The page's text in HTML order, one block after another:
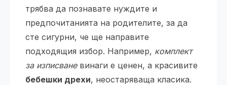
трябва да познавате нуждите и
предпочитанията на родителите, за да
сте сигурни, че ще направите
подходящия избор. Например, комплект
за изписваневинаги е ценен, а красивите
бебешки дрехи, неостаряваща класика.